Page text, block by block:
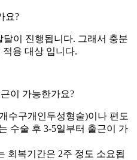
요?
달이 진행됩니다. 그래서 충분
적용 대상 입니다.
이 가능한가요?
수구개인두성형술)이나 편도
수술 후 3-5일부터 출근이 가
회복기간은 2주 정도 소요됩